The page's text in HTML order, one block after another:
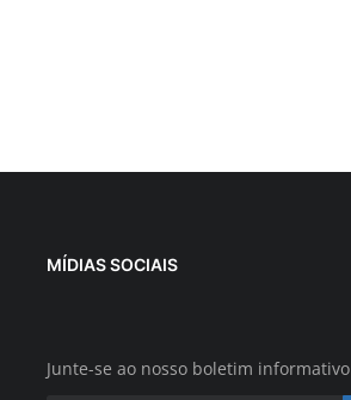
MÍDIAS SOCIAIS
Junte-se ao nosso boletim informativo